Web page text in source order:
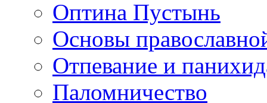
Оптина Пустынь
Основы
Отпевание и
Паломничество